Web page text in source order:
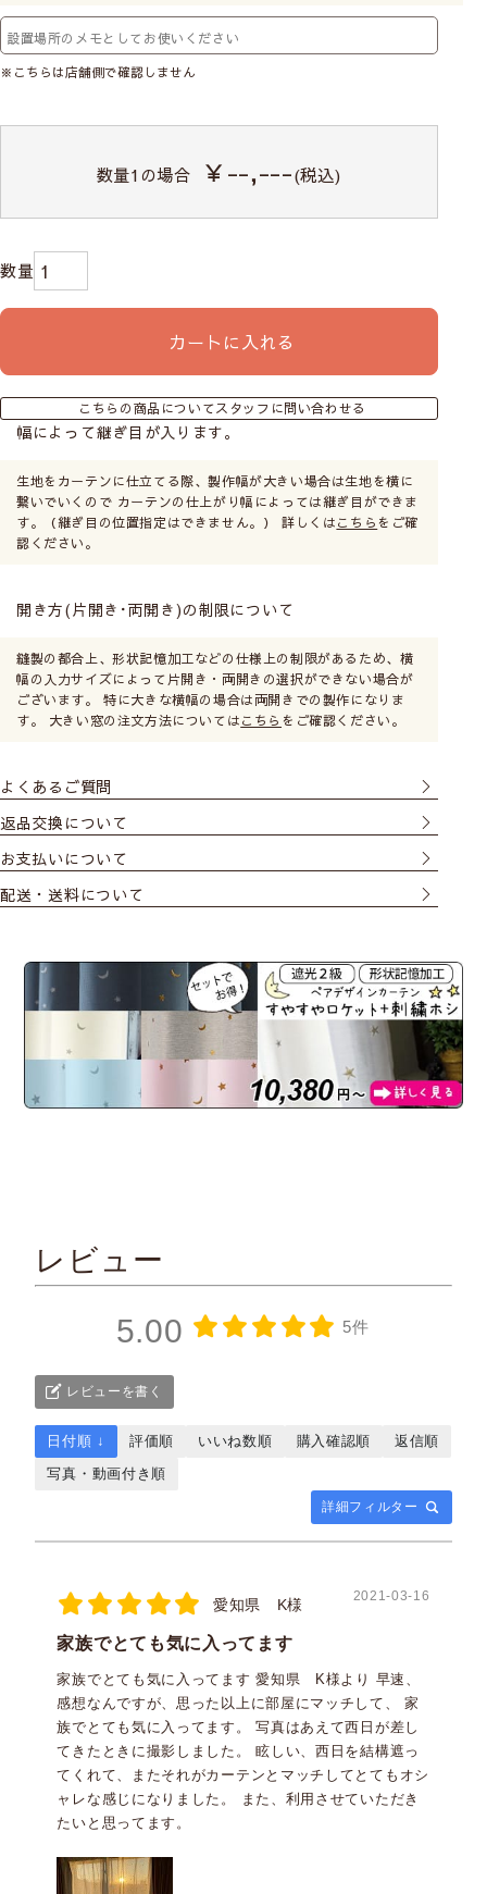
※こちらは店舗側で確認しません
数量1の場合 ￥--,---(税込)
カートに入れる
こちらの商品についてスタッフに問い合わせる
幅によって継ぎ目が入ります。
生地をカーテンに仕立てる際、製作幅が大きい場合は生地を横に
繋いでいくので カーテンの仕上がり幅によっては継ぎ目ができま
す。（継ぎ目の位置指定はできません。） 詳しくはこちら をご確
認ください。
開き方(片開き･両開き)の制限について
縫製の都合上、形状記憶加工などの仕様上の制限があるため、横
幅の入力サイズによって片開き・両開きの選択ができない場合が
ございます。 特に大きな横幅の場合は両開きでの製作になりま
す。 大きい窓の注文方法についてはこちら をご確認ください。
よくあるご質問
返品交換について
お支払いについて
配送・送料について
レビュー
5.00 5件
レビューを書く
詳細フィルター
日付順 ↓ 評価順 いいね数順 購入確認順
返信順
写真・動画付き順
愛知県 K様 2021-03-16
家族でとても気に入ってます
家族でとても気に入ってます 愛知県 K様より 早速、
感想なんですが、思った以上に部屋にマッチして、 家
族でとても気に入ってます。 写真はあえて西日が差し
てきたときに撮影しました。 眩しい、西日を結構遮っ
てくれて、またそれがカーテンとマッチしてとてもオシ
ャレな感じになりました。 また、利用させていただき
たいと思ってます。